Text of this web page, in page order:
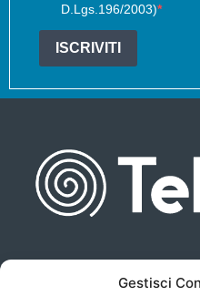
Gestisci
D.Lgs.196/2003)
ISCRIVITI
Piazza san Giovanni, 6